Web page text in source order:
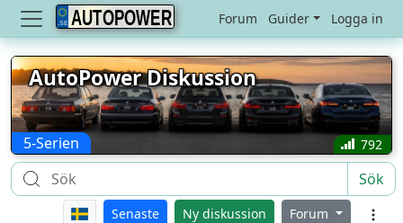
AUTOPOWER Forum Guider Logga in
AutoPower Diskussion
5-Serien 792
Sök
Senaste Ny diskussion Forum